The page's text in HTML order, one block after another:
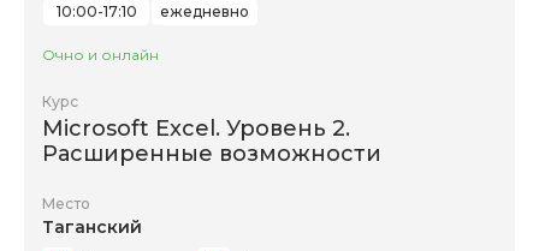
10:00-17:10
ежедневно
Очно и онлайн
Курс
Microsoft Excel. Уровень 2.
Расширенные возможности
Место
Таганский